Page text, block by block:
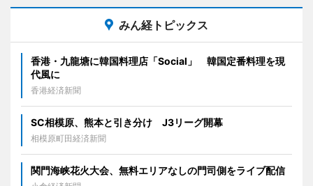
みん経トピックス
香港・九龍塘に韓国料理店「Social」 韓国定番料理を現
代風に
香港経済新聞
SC相模原、熊本と引き分け J3リーグ開幕
相模原町田経済新聞
関門海峡花火大会、無料エリアなしの門司側をライブ配信